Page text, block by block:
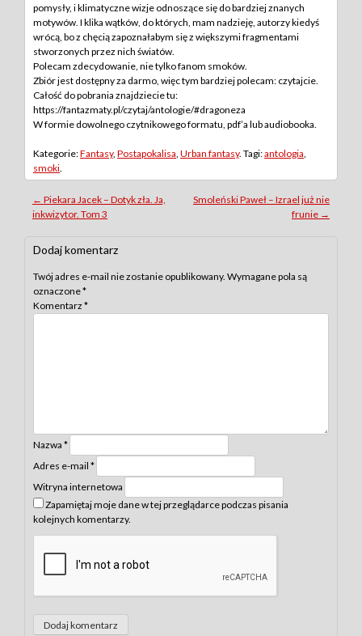
pomysły, i klimatyczne wizje odnoszące się do bardziej znanych
motywów. I klika wątków, do których, mam nadzieję, autorzy kiedyś
wrócą, bo z chęcią zapoznałabym się z większymi fragmentami
stworzonych przez nich światów.
Polecam zdecydowanie, nie tylko fanom smoków.
Zbiór jest dostępny za darmo, więc tym bardziej polecam: czytajcie.
Całość do pobrania znajdziecie tu:
https://fantazmaty.pl/czytaj/antologie/#dragoneza
W formie dowolnego czytnikowego formatu, pdf’a lub audiobooka.
Kategorie:Fantasy, Postapokalisa Urban fantasy. Tagi:antologia
smoki
Post
navigation
← Piekara Jacek – Dotyk zła. Ja,
inkwizytor. Tom 3
Smoleński Paweł – Izrael już nie
frunie →
Dodaj komentarz
Twój adres e-mail nie zostanie opublikowany. Wymagane pola są
oznaczone*
Komentarz *
Nazwa *
Adres e-mail *
Witryna internetowa
Zapamiętaj moje dane w tej przeglądarce podczas pisania
kolejnych komentarzy.